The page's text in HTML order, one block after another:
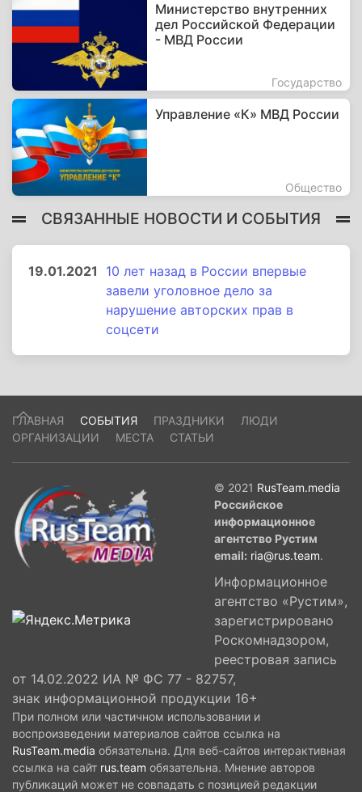
Министерство внутренних
дел Российской Федерации
- МВД России
Государство
Управление «К» МВД России
Общество
СВЯЗАННЫЕ НОВОСТИ И СОБЫТИЯ
19.01.2021
10 лет назад в России впервые
завели уголовное дело за
нарушение авторских прав в
соцсети
ГЛАВНАЯ СОБЫТИЯ ПРАЗДНИКИ
ЛЮДИ
ОРГАНИЗАЦИИ
МЕСТА СТАТЬИ
© 2021 RusTeam.media
Российское
информационное
агентство Рустим
email: ria@rus.team.
Информационное
агентство «Рустим»,
зарегистрировано
Роскомнадзором,
реестровая запись
от 14.02.2022 ИА № ФС 77 - 82757,
знак информационной продукции 16+
При полном или частичном использовании и
воспроизведении материалов сайтов ссылка на
RusTeam.media обязательна. Для веб-сайтов интерактивная
ссылка на сайт rus.team обязательна. Мнение авторов
публикаций может не совпадать с позицией редакции